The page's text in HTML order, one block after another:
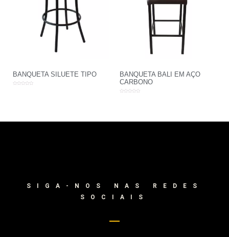
BANQUETA SILUETE TIPO
BANQUETA BALI EM AÇO
CARBONO
SIGA-NOS NAS REDES
SOCIAIS